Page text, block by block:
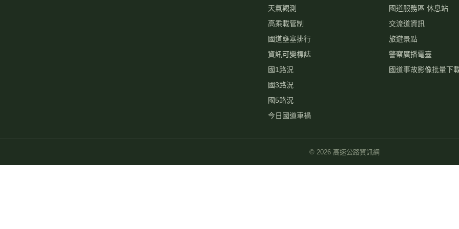
天氣觀測
高乘載管制
國道壅塞排行
資訊可變標誌
國1路況
國3路況
國5路況
今日國道車禍
國道服務區 休息站
交流道資訊
旅遊景點
警察廣播電臺
國道事故影像批量下
© 2026高速公路資訊網